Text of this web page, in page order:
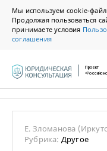
Мы используем cookie-
Продолжая пользоваться
принимаете условия
соглашения
Проект
Е. Зломанова
Рубрика: Другое